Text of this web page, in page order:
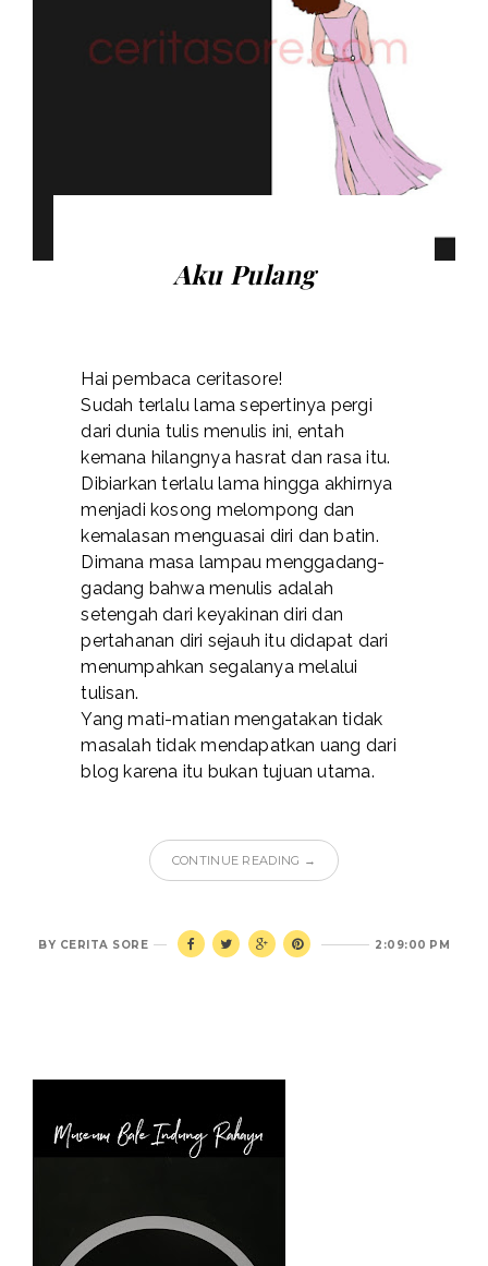
Aku Pulang
Hai pembaca ceritasore!
Sudah terlalu lama sepertinya pergi
dari dunia tulis menulis ini, entah
kemana hilangnya hasrat dan rasa itu.
Dibiarkan terlalu lama hingga akhirnya
menjadi kosong melompong dan
kemalasan menguasai diri dan batin.
Dimana masa lampau menggadang-
gadang bahwa menulis adalah
setengah dari keyakinan diri dan
pertahanan diri sejauh itu didapat dari
menumpahkan segalanya melalui
tulisan.
Yang mati-matian mengatakan tidak
masalah tidak mendapatkan uang dari
blog karena itu bukan tujuan utama.
CONTINUE READING →
2:09:00 PM
BY CERITA SORE